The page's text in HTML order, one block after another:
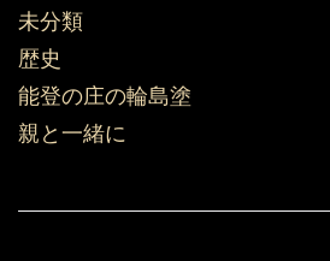
未分類
歴史
能登の庄の輪島塗
親と一緒に